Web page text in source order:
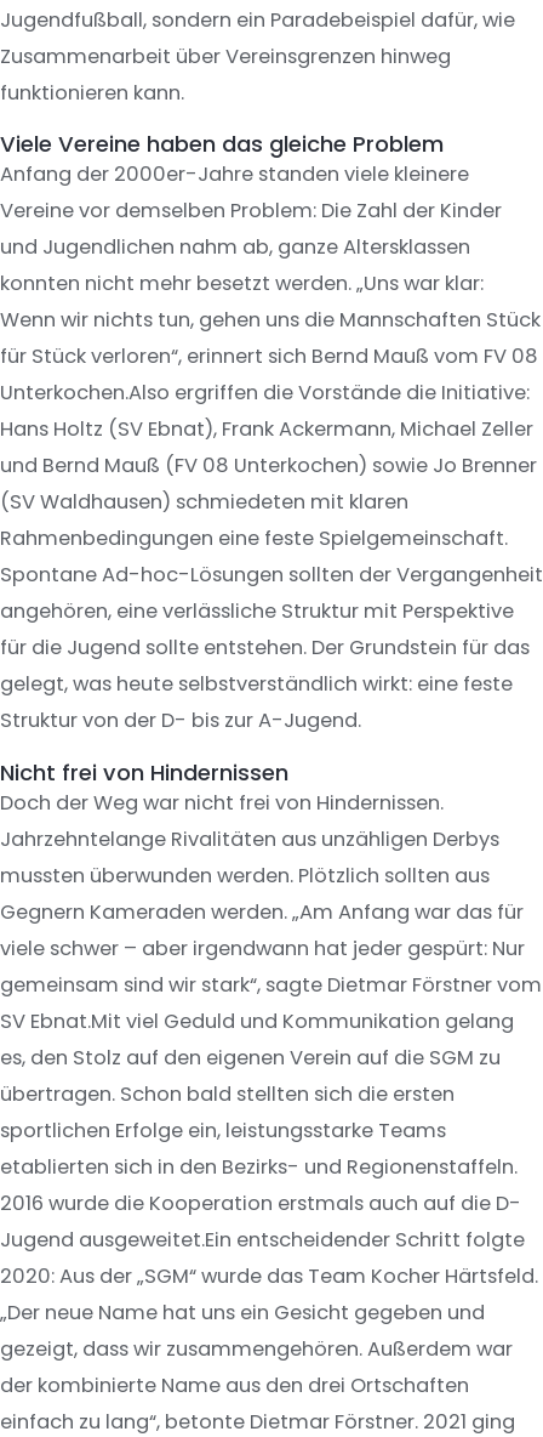
Jugendfußball, sondern ein Paradebeispiel dafür, wie
Zusammenarbeit über Vereinsgrenzen hinweg
funktionieren kann.
Viele Vereine haben das gleiche Problem
Anfang der 2000er-Jahre standen viele kleinere
Vereine vor demselben Problem: Die Zahl der Kinder
und Jugendlichen nahm ab, ganze Altersklassen
konnten nicht mehr besetzt werden. „Uns war klar:
Wenn wir nichts tun, gehen uns die Mannschaften Stück
für Stück verloren“, erinnert sich Bernd Mauß vom FV 08
Unterkochen.Also ergriffen die Vorstände die Initiative:
Hans Holtz (SV Ebnat), Frank Ackermann, Michael Zeller
und Bernd Mauß (FV 08 Unterkochen) sowie Jo Brenner
(SV Waldhausen) schmiedeten mit klaren
Rahmenbedingungen eine feste Spielgemeinschaft.
Spontane Ad-hoc-Lösungen sollten der Vergangenheit
angehören, eine verlässliche Struktur mit Perspektive
für die Jugend sollte entstehen. Der Grundstein für das
gelegt, was heute selbstverständlich wirkt: eine feste
Struktur von der D- bis zur A-Jugend.
Nicht frei von Hindernissen
Doch der Weg war nicht frei von Hindernissen.
Jahrzehntelange Rivalitäten aus unzähligen Derbys
mussten überwunden werden. Plötzlich sollten aus
Gegnern Kameraden werden. „Am Anfang war das für
viele schwer – aber irgendwann hat jeder gespürt: Nur
gemeinsam sind wir stark“, sagte Dietmar Förstner vom
SV Ebnat.Mit viel Geduld und Kommunikation gelang
es, den Stolz auf den eigenen Verein auf die SGM zu
übertragen. Schon bald stellten sich die ersten
sportlichen Erfolge ein, leistungsstarke Teams
etablierten sich in den Bezirks- und Regionenstaffeln.
2016 wurde die Kooperation erstmals auch auf die D-
Jugend ausgeweitet.Ein entscheidender Schritt folgte
2020: Aus der „SGM“ wurde das Team Kocher Härtsfeld.
„Der neue Name hat uns ein Gesicht gegeben und
gezeigt, dass wir zusammengehören. Außerdem war
der kombinierte Name aus den drei Ortschaften
einfach zu lang“, betonte Dietmar Förstner. 2021 ging